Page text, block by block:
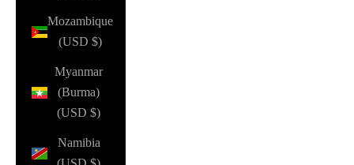
Mozambique
(USD $)
Myanmar
(Burma)
(USD $)
Namibia